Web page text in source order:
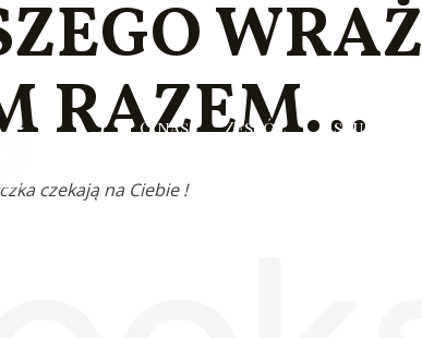
O nas Zespół Usługi
RAZEM…
czekają na Ciebie !